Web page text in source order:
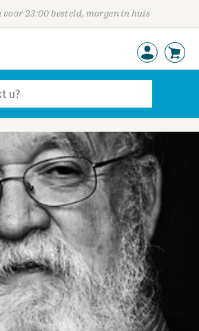
voor 23:00 besteld, morgen in huis